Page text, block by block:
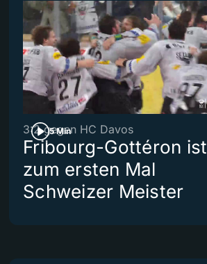
5 Min
3:2 gegen HC Davos
Fribourg-Gottéron ist
zum ersten Mal
Schweizer Meister